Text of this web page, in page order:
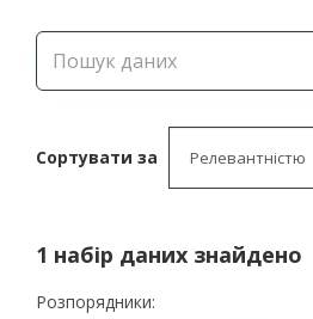
Сортувати за
1 набір даних знайдено
Розпорядники: